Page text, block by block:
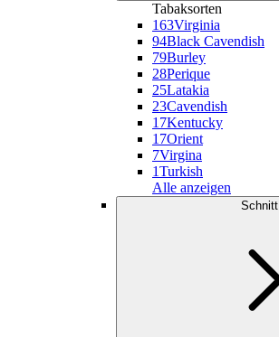
Tabaksorten
163Virginia
94Black Cavendish
79Burley
28Perique
25Latakia
23Cavendish
17Kentucky
17Orient
7Virgina
1Turkish
Alle anzeigen
Schnitt